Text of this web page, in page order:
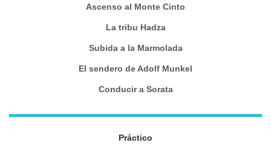
Ascenso al Monte Cinto
La tribu Hadza
Subida a la Marmolada
El sendero de Adolf Munkel
Conducir a Sorata
Práctico